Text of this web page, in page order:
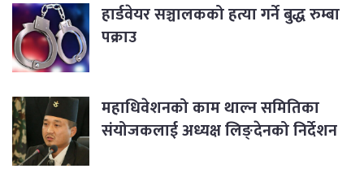
हार्डवेयर सञ्चालकको हत्या गर्ने बुद्ध रुम्बा
पक्राउ
महाधिवेशनको काम थाल्न समितिका
संयोजकलाई अध्यक्ष लिङ्देनको निर्देशन